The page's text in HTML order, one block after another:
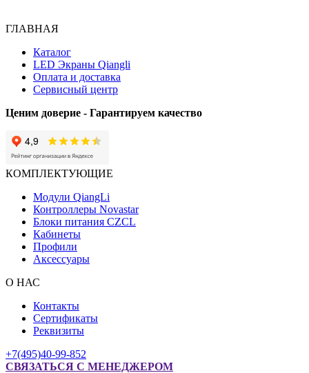
ГЛАВНАЯ
Каталог
LED Экраны Qiangli
Оплата и доставка
Сервисный центр
Ценим доверие - Гарантируем качество
КОМПЛЕКТУЮЩИЕ
Модули QiangLi
Контроллеры Novastar
Блоки питания CZCL
Кабинеты
Профили
Аксессуары
О НАС
Контакты
Сертификаты
Реквизиты
+7(495)40-99-852
СВЯЗАТЬСЯ С МЕНЕДЖЕРОМ